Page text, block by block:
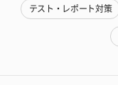
テスト・レポート対策